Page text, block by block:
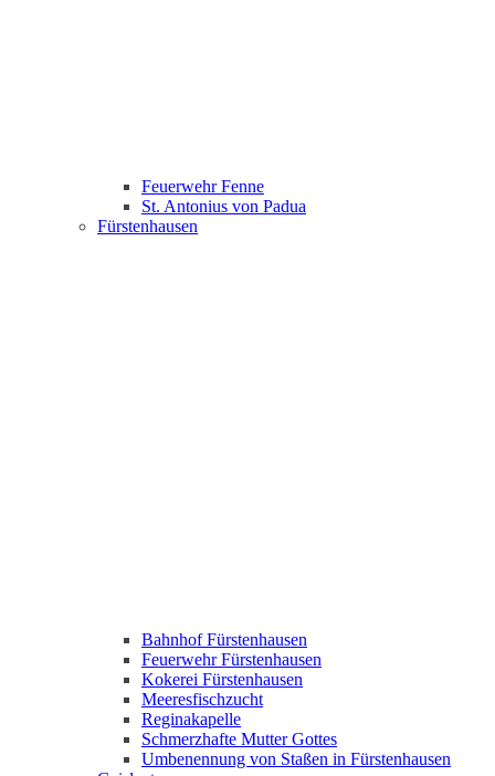
Feuerwehr Fenne
St. Antonius von Padua
Fürstenhausen
Bahnhof Fürstenhausen
Feuerwehr Fürstenhausen
Kokerei Fürstenhausen
Meeresfischzucht
Reginakapelle
Schmerzhafte Mutter Gottes
Umbenennung von Staßen in Fürstenhausen